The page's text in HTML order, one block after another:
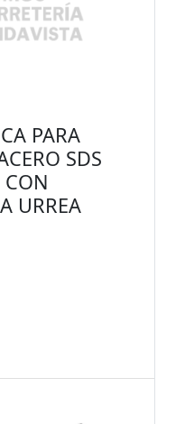
PARA
SDS
URREA